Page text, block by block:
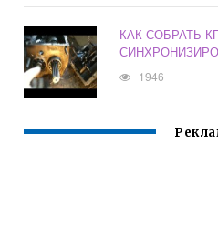
КАК СОБРАТЬ
1946